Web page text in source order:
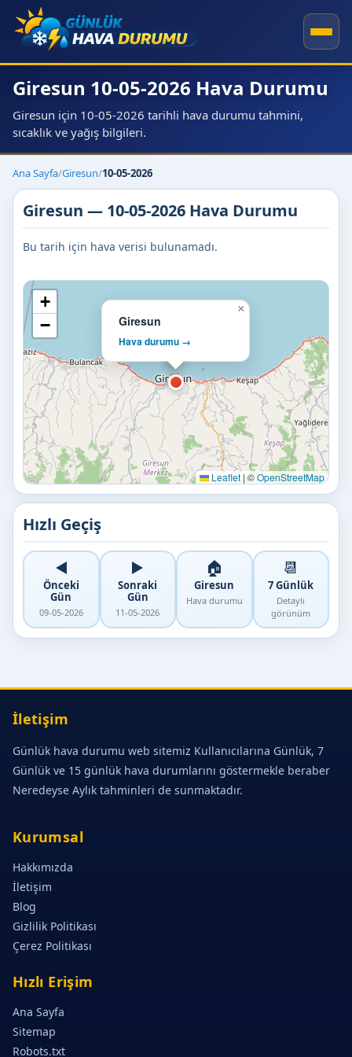
Giresun 10-05-2026 Hava Durumu
Giresun için 10-05-2026 tarihli hava durumu tahmini,
sıcaklık ve yağış bilgileri.
Ana Sayfa/Giresun/10-05-2026
Giresun — 10-05-2026 Hava Durumu
Bu tarih için hava verisi bulunamadı.
Giresun
Hava durumu →
×
+
−
Leaflet | ©OpenStreetMap
Hızlı Geçiş
◀️
Önceki
Gün
09-05-2026
▶️
Sonraki
Gün
11-05-2026
🏠
Giresun
Hava durumu
📆
7 Günlük
Detaylı
görünüm
İletişim
Günlük hava durumu web sitemiz Kullanıcılarına Günlük, 7
Günlük ve 15 günlük hava durumlarını göstermekle beraber
Neredeyse Aylık tahminleri de sunmaktadır.
Kurumsal
Hakkımızda
İletişim
Blog
Gizlilik Politikası
Çerez Politikası
Hızlı Erişim
Ana Sayfa
Sitemap
Robots.txt